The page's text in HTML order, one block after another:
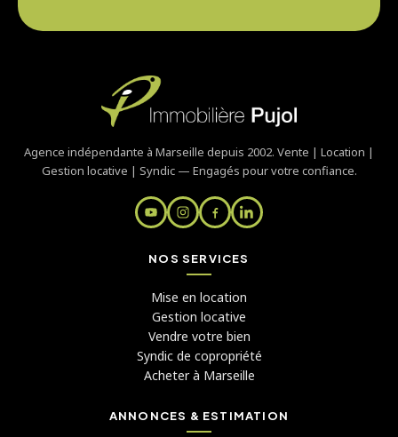
Agence indépendante à Marseille depuis 2002. Vente | Location |
Gestion locative | Syndic — Engagés pour votre confiance.
NOS SERVICES
Mise en location
Gestion locative
Vendre votre bien
Syndic de copropriété
Acheter à Marseille
ANNONCES & ESTIMATION